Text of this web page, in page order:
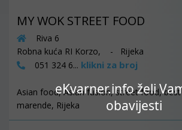
eKvarner.info želi
obavijesti
MY WOK STREET FOOD
Riva 6
Robna kuća RI Korzo, - Rijeka
051 324 6... klikni za broj
Asian food, Asian fusion, street food,
marende, Rijeka